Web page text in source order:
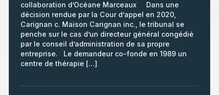
collaboration d’Océane Marceaux Dans une
décision rendue par la Cour d’appel en 2020,
Carignan c. Maison Carignan inc., le tribunal se
penche sur le cas d’un directeur général congédié
par le conseil d’administration de sa propre
entreprise. Le demandeur co-fonde en 1989 un
centre de thérapie […]